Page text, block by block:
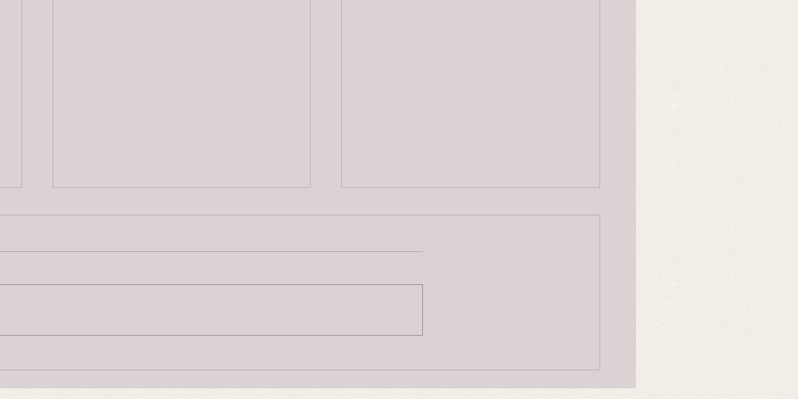
Herr Byrting og alvekvinna, 3.
dynni mæ finganne små -Me lindi
Herr Byrting og alvekvinna, 2.
kom seg i Byrtingens Gaard -Mæ